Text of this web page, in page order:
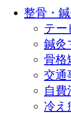
整骨・
テー
鍼灸
骨格
交通
自費
冷え